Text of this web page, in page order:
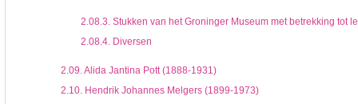
2.08.3.Stukken van het Groninger Museum met betrekking tot
2.08.4.Diversen
2.09. Alida Jantina Pott (1888-1931)
2.10.Hendrik Johannes Melgers (1899-1973)